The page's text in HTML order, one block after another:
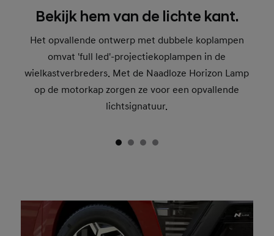
Bekijk hem van de lichte kant.
Het opvallende ontwerp met dubbele koplampen
omvat 'full led'-projectiekoplampen in de
wielkastverbreders. Met de Naadloze Horizon Lamp
op de motorkap zorgen ze voor een opvallende
lichtsignatuur.